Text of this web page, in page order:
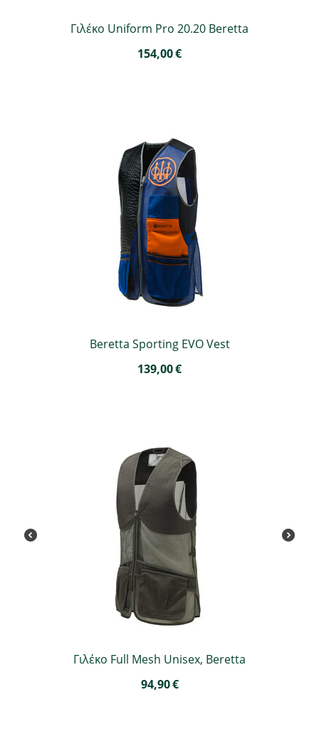
Γιλέκο Uniform Pro 20.20 Beretta
154,00€
Beretta Sporting EVO Vest
139,00€
Γιλέκο Full Mesh Unisex, Beretta
94,90€